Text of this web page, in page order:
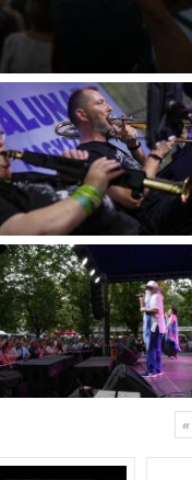
«